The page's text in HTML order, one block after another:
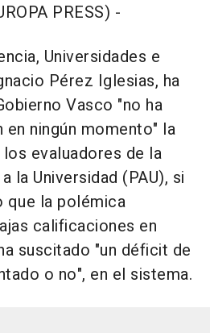
PRESS) -
Universidades e
Pérez Iglesias, ha
Vasco "no ha
ningún momento" la
evaluadores de la
la Universidad (PAU), si
que la polémica
calificaciones en
suscitado "un déficit de
o no", en el sistema.